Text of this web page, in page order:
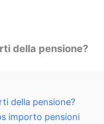
della pensione?
della pensione?
importo pensioni